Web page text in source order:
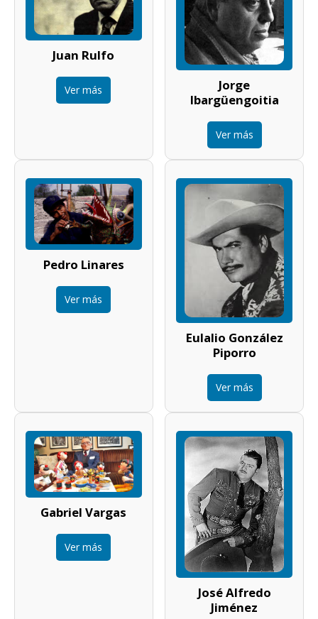
Juan Rulfo
Ver más
Jorge
Ibargüengoitia
Ver más
Pedro Linares
Ver más
Eulalio González
Piporro
Ver más
Gabriel Vargas
Ver más
José Alfredo
Jiménez